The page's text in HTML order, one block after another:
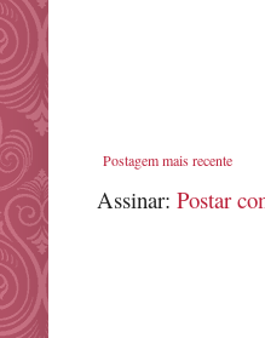
Postagem mais recente
Assinar: Postar